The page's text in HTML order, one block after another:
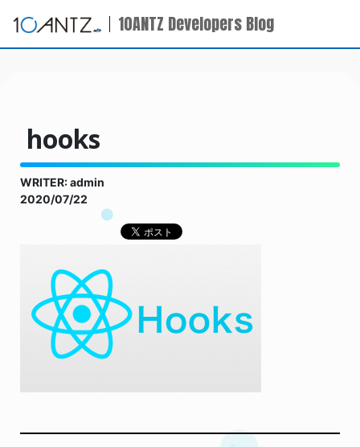
10ANTZ Developers Blog
hooks
WRITER: admin
2020/07/22